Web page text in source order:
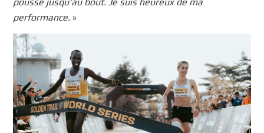
poussé jusqu’au bout. Je suis heureux de ma
performance.»